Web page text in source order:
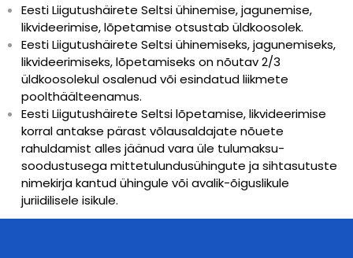
Eesti Liigutushäirete Seltsi ühinemise, jagunemise,
likvideerimise, lõpetamise otsustab üldkoosolek.
Eesti Liigutushäirete Seltsi ühinemiseks, jagunemiseks,
likvideerimiseks, lõpetamiseks on nõutav 2/3
üldkoosolekul osalenud või esindatud liikmete
poolthäälteenamus.
Eesti Liigutushäirete Seltsi lõpetamise, likvideerimise
korral antakse pärast võlausaldajate nõuete
rahuldamist alles jäänud vara üle tulumaksu-
soodustusega mittetulundusühingute ja sihtasutuste
nimekirja kantud ühingule või avalik-õiguslikule
juriidilisele isikule.